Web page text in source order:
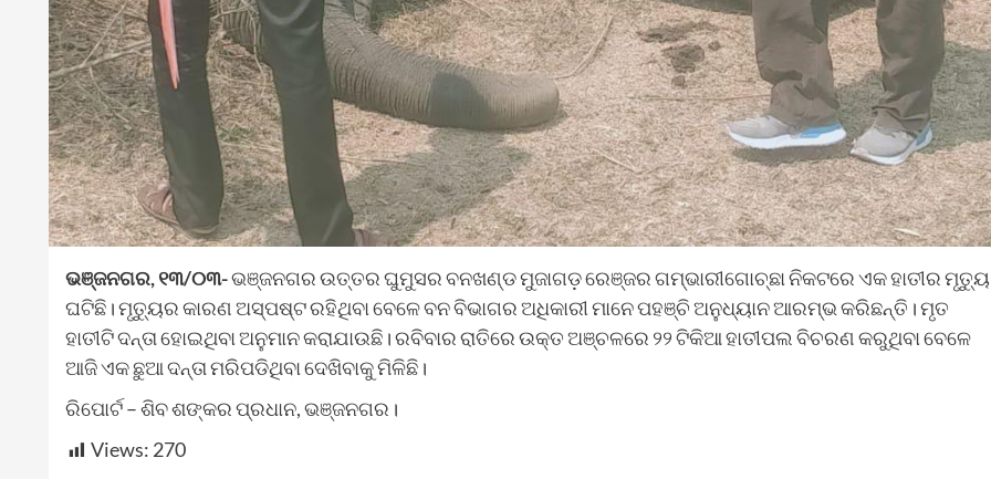
ଭଞ୍ଜନଗର, ୧୩/୦୩-ଭଞ୍ଜନଗର ଉତ୍ତର ଘୁମୁସର ବନଖଣ୍ଡ ମୁଜାଗଡ଼ ରେଞ୍ଜର ଗମ୍ଭାରୀଗୋଚ୍ଛା ନିକଟରେ ଏକ ହାତୀର ମୃତ୍ୟୁ
ଘଟିଛି। ମୃତ୍ୟୁର କାରଣ ଅସ୍ପଷ୍ଟ ରହିଥିବା ବେଳେ ବନ ବିଭାଗର ଅଧିକାରୀ ମାନେ ପହଞ୍ଚି ଅନୁଧ୍ୟାନ ଆରମ୍ଭ କରିଛନ୍ତି। ମୃତ
ହାତୀଟି ଦନ୍ତା ହୋଇଥିବା ଅନୁମାନ କରାଯାଉଛି। ରବିବାର ରାତିରେ ଉକ୍ତ ଅଞ୍ଚଳରେ ୨୨ ଟିକିଆ ହାତୀପଲ ବିଚରଣ କରୁଥିବା ବେଳେ
ଆଜି ଏକ ଛୁଆ ଦନ୍ତା ମରିପଡିଥିବା ଦେଖିବାକୁ ମିଳିଛି।
ରିପୋର୍ଟ – ଶିବ ଶଙ୍କର ପ୍ରଧାନ, ଭଞ୍ଜନଗର।
Views: 270